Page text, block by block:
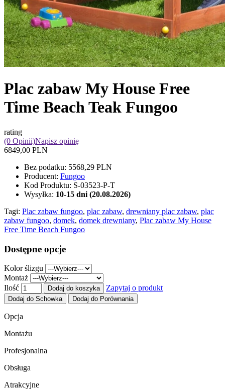
Plac zabaw My House Free
Time Beach Teak Fungoo
rating
(0 Opinii)Napisz opinię
6849,00 PLN
Bez podatku: 5568,29 PLN
Producent: Fungoo
Kod Produktu: S-03523-P-T
Wysyłka: 10-15 dni (20.08.2026)
Tagi: Plac zabaw fungoo, plac zabaw, drewniany plac zabaw, plac
zabaw fungoo, domek, domek drewniany, Plac zabaw My House
Free Time Beach Fungoo
Dostępne opcje
Kolor ślizgu
Montaż
Ilość
Dodaj do koszyka Zapytaj o produkt
Dodaj do Schowka Dodaj do Porównania
Opcja
Montażu
Profesjonalna
Obsługa
Atrakcyjne